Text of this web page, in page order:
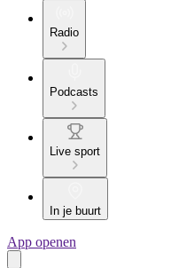
Radio
Podcasts
Live sport
In je buurt
App openen